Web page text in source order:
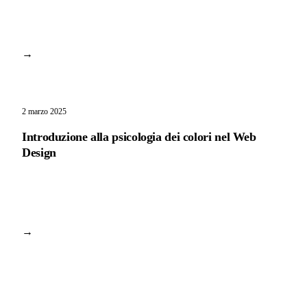
→
2 marzo 2025
Introduzione alla psicologia dei colori nel Web
Design
→